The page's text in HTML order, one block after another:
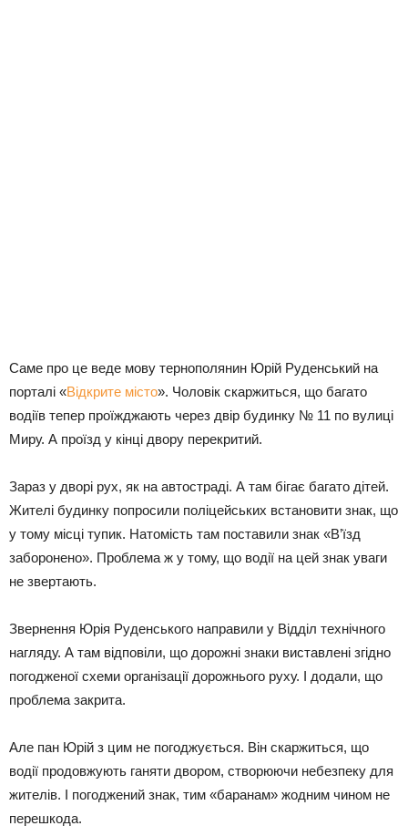
Саме про це веде мову тернополянин Юрій Руденський на
порталі «Відкрите місто». Чоловік скаржиться, що багато
водіїв тепер проїжджають через двір будинку № 11 по вулиці
Миру. А проїзд у кінці двору перекритий.
Зараз у дворі рух, як на автостраді. А там бігає багато дітей.
Жителі будинку попросили поліцейських встановити знак, що
у тому місці тупик. Натомість там поставили знак «В’їзд
заборонено». Проблема ж у тому, що водії на цей знак уваги
не звертають.
Звернення Юрія Руденського направили у Відділ технічного
нагляду. А там відповіли, що дорожні знаки виставлені згідно
погодженої схеми організації дорожнього руху. І додали, що
проблема закрита.
Але пан Юрій з цим не погоджується. Він скаржиться, що
водії продовжують ганяти двором, створюючи небезпеку для
жителів. І погоджений знак, тим «баранам» жодним чином не
перешкода.